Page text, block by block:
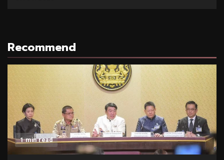
Recommend
1 min read